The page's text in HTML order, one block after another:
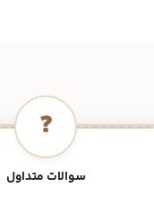
❓
سوالات متداول